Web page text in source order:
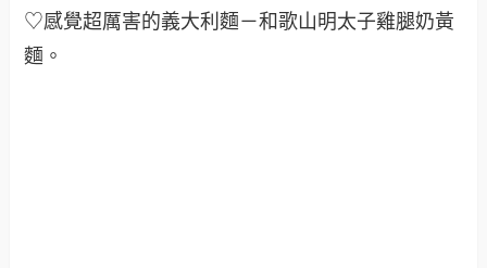
♡感覺超厲害的義大利麵－和歌山明太子雞腿奶黃
麵 。